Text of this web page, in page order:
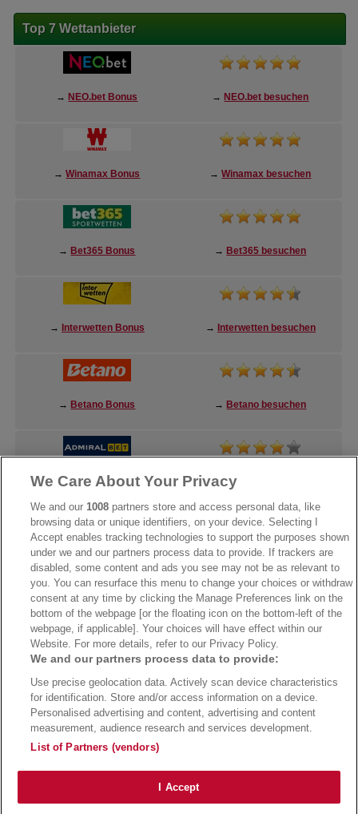
Top 7 Wettanbieter
→NEO.bet Bonus →NEO.bet besuchen
→Winamax Bonus →Winamax besuchen
→Bet365 Bonus →Bet365 besuchen
→ Interwetten Bonus → Interwetten besuchen
→Betano Bonus →Betano besuchen
→AdmiralBet Bonus →AdmiralBet besuchen
→Bwin Bonus →Bwin besuchen
Alle Anbieter auf dieser Webseite sind offiziell in Deutschland
Bundesligatrend Fussball Bundesliga Tipps
Verantwortung!
We Care About Your Privacy
We and our1008 partners store and access personal data, like
browsing data or unique identifiers, on your device. Selecting I
Accept enables tracking technologies to support the purposes shown
under we and our partners process data to provide. If trackers are
disabled, some content and ads you see may not be as relevant to
you. You can resurface this menu to change your choices or withdraw
consent at any time by clicking the Manage Preferences link on the
bottom of the webpage [or the floating icon on the bottom-left of the
webpage, if applicable]. Your choices will have effect within our
Website. For more details, refer to our Privacy Policy.
We and our partners process data to provide:
Use precise geolocation data. Actively scan device characteristics
for identification. Store and/or access information on a device.
Personalised advertising and content, advertising and content
measurement, audience research and services development.
List of Partners (vendors)
I Accept